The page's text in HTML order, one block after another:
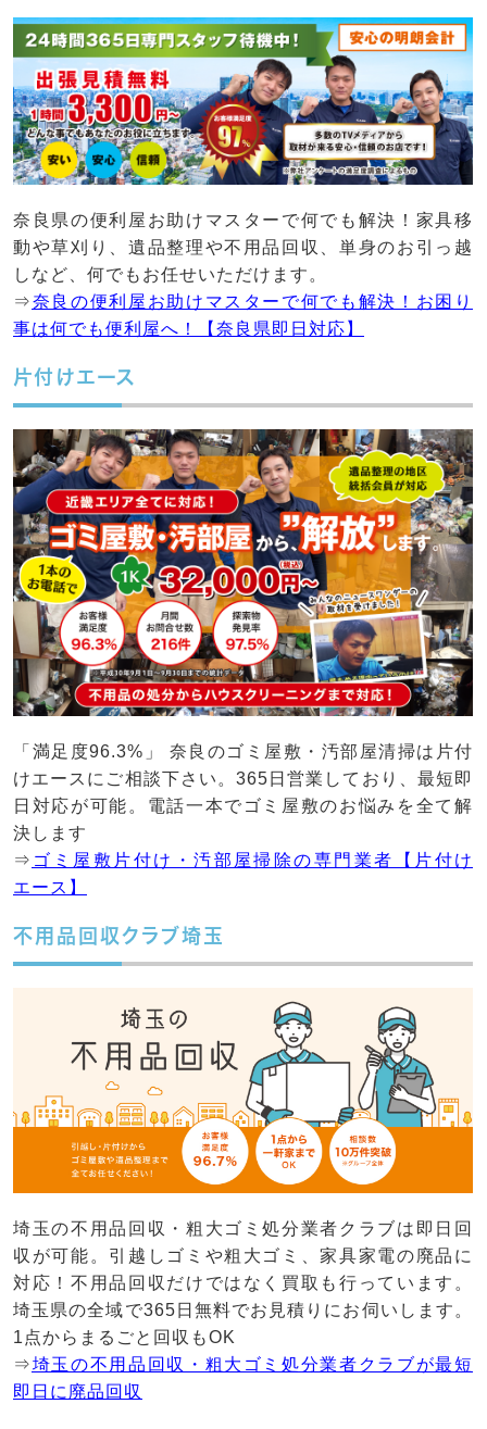
奈良県の便利屋お助けマスターで何でも解決！家具移
動や草刈り、遺品整理や不用品回収、単身のお引っ越
しなど、何でもお任せいただけます。
⇒奈良の便利屋お助けマスターで何でも解決！お困り
事は何でも便利屋へ！【奈良県即日対応】
片付けエース
「満足度96.3%」 奈良のゴミ屋敷・汚部屋清掃は片付
けエースにご相談下さい。365日営業しており、最短即
日対応が可能。電話一本でゴミ屋敷のお悩みを全て解
決します
⇒ ゴミ屋敷片付け・汚部屋掃除の専門業者【片付け
エース】
不用品回収クラブ埼玉
埼玉の不用品回収・粗大ゴミ処分業者クラブは即日回
収が可能。引越しゴミや粗大ゴミ、家具家電の廃品に
対応！不用品回収だけではなく買取も行っています。
埼玉県の全域で365日無料でお見積りにお伺いします。
1点からまるごと回収もOK
⇒埼玉の不用品回収・粗大ゴミ処分業者クラブが最短
即日に廃品回収